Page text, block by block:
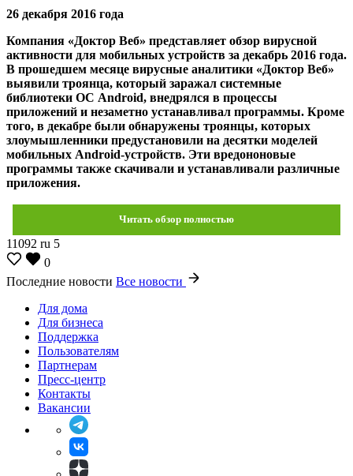
26 декабря 2016 года
Компания «Доктор Веб» представляет обзор вирусной
активности для мобильных устройств за декабрь 2016 года.
В прошедшем месяце вирусные аналитики «Доктор Веб»
выявили троянца, который заражал системные
библиотеки ОС Android, внедрялся в процессы
приложений и незаметно устанавливал программы. Кроме
того, в декабре были обнаружены троянцы, которых
злоумышленники предустановили на десятки моделей
мобильных Android-устройств. Эти вредононовые
программы также скачивали и устанавливали различные
приложения.
Читать обзор полностью
11092 ru 5
0
Последние новости Все новости
Для дома
Для бизнеса
Поддержка
Пользователям
Партнерам
Пресс-центр
Контакты
Вакансии